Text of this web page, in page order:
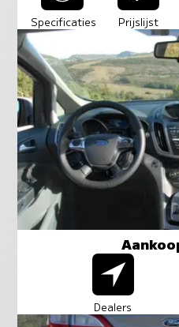
Specificaties Prijslijst
Dealers